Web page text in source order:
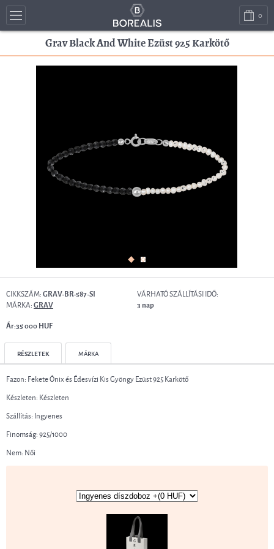
0
Grav Black And White Ezüst 925 Karkötő
CIKKSZÁM:GRAV-BR-587-SI
MÁRKA:GRAV
VÁRHATÓ SZÁLLÍTÁSI IDŐ:
3 nap
Ár:35 000 HUF
RÉSZLETEK MÁRKA
Fazon: Fekete Ónix és Édesvízi Kis Gyöngy Ezüst 925 Karkötő
Készleten: Készleten
Szállítás: Ingyenes
Finomság: 925/1000
Nem: Női